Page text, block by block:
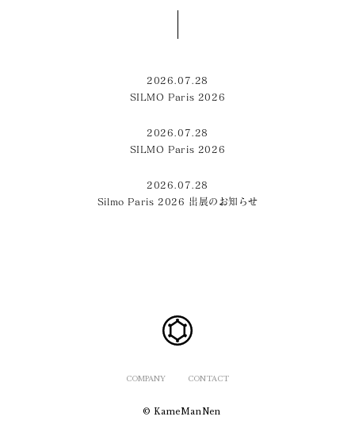
2026.07.28
SILMO Paris 2026
2026.07.28
SILMO Paris 2026
2026.07.28
Silmo Paris 2026 出展のお知らせ
COMPANY CONTACT
© KameManNen